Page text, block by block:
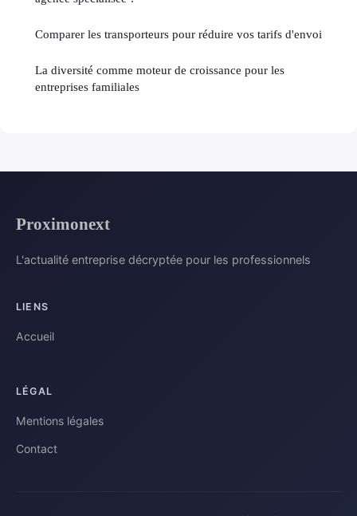
Comparer les transporteurs pour réduire vos tarifs d'envoi
La diversité comme moteur de croissance pour les
entreprises familiales
Proximonext
L'actualité entreprise décryptée pour les professionnels
LIENS
Accueil
LÉGAL
Mentions légales
Contact